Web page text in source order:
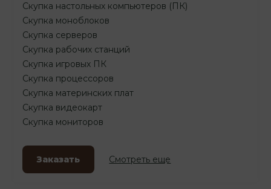
Скупка настольных компьютеров (ПК)
Скупка моноблоков
Скупка серверов
Скупка рабочих станций
Скупка игровых ПК
Скупка процессоров
Скупка материнских плат
Скупка видеокарт
Скупка мониторов
Заказать Смотреть еще